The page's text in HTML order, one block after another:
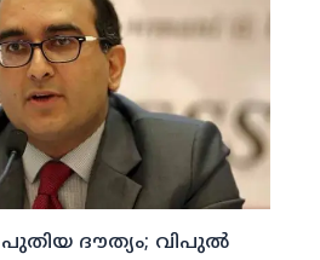
ദൗത്യം; വിപുല്‍